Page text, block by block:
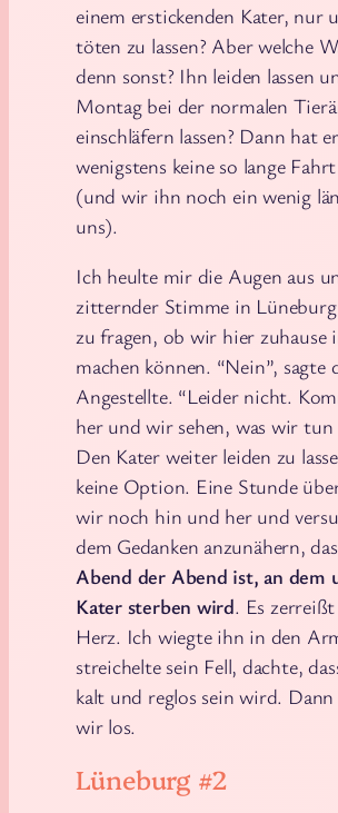
einem erstickenden Kater, nur
töten zu lassen? Aber welche
denn sonst? Ihn leiden lassen
Montag bei der normalen
einschläfern lassen? Dann hat er
wenigstens keine so lange
(und wir ihn noch ein wenig
uns).
Ich heulte mir die Augen aus
zitternder Stimme in
zu fragen, ob wir hier zuhause
machen können. “Nein”, sagte
Angestellte. “Leider nicht.
her und wir sehen, was wir tun
Den Kater weiter leiden zu
keine Option. Eine Stunde
wir noch hin und her und
dem Gedanken anzunähern,
Abend der Abend ist, an dem
Kater sterben wird. Es
Herz. Ich wiegte ihn in den
streichelte sein Fell, dachte,
kalt und reglos sein wird.
wir los.
Lüneburg #2